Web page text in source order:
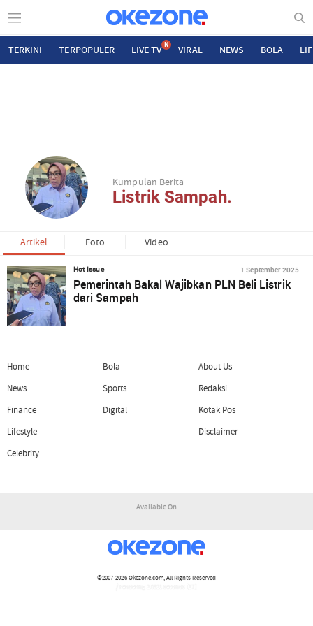
TERKINI TERPOPULER LIVE TV N VIRAL NEWS BOLA
Kumpulan Berita
Listrik Sampah.
Artikel Foto Video
Hot Issue 1 September 2025
Pemerintah Bakal Wajibkan PLN Beli Listrik
dari Sampah
Home
News
Finance
Lifestyle
Celebrity
Bola
Sports
Digital
About Us
Redaksi
Kotak Pos
Disclaimer
Available On
©2007-2026Okezone.com, All Rights Reserved